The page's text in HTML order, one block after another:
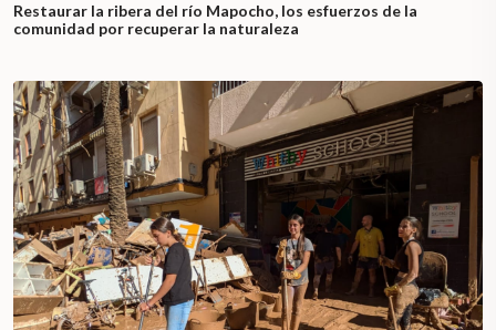
Restaurar la ribera del río Mapocho, los esfuerzos de la
comunidad por recuperar la naturaleza